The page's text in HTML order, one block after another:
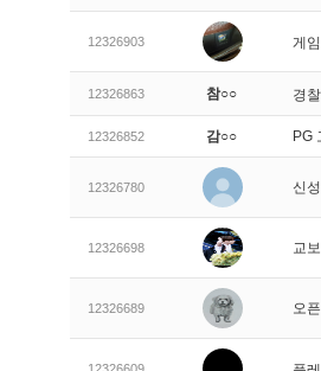
12326903 게
12326863 참○○ 경
12326852 감○○ PG
12326780 신
12326698 교
12326689 오